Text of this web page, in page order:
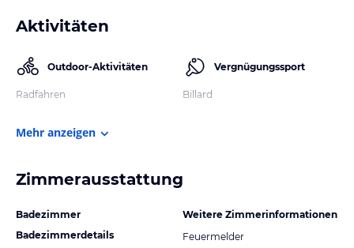
Aktivitäten
Outdoor-Aktivitäten
Radfahren
Vergnügungssport
Billard
Mehr anzeigen
Zimmerausstattung
Badezimmer
Badezimmerdetails
Weitere Zimmerinformationen
Feuermelder